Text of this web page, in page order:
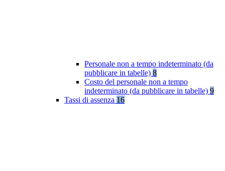
Personale non a tempo indeterminato (da
pubblicare in tabelle) 8
Costo del personale non a tempo
indeterminato (da pubblicare in tabelle) 9
Tassi di assenza 16